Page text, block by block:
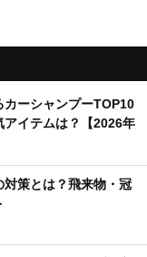
カーシャンプーTOP10
アイテムは？【2026年
策とは？飛来物・冠